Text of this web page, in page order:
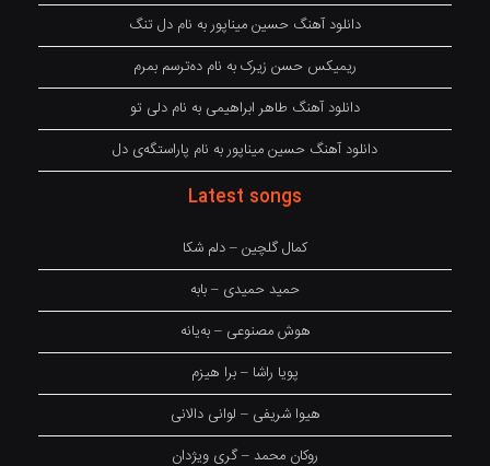
دانلود آهنگ حسین میناپور به نام دل تنگ
ریمیکس حسن زیرک به نام دەترسم بمرم
دانلود آهنگ طاهر ابراهیمی به نام دلی تو
دانلود آهنگ حسین میناپور به نام پاراستگەی دل
Latest songs
کمال گلچین – دلم شکا
حمید حمیدی – بابه
هوش مصنوعی – بەیانە
پویا راشا – برا هیزم
هیوا شریفی – لوانی دالانی
روکان محمد – گری ویژدان